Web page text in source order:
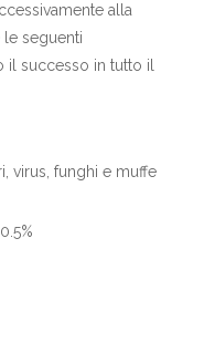
alla
seguenti
il successo in tutto il
virus, funghi e muffe